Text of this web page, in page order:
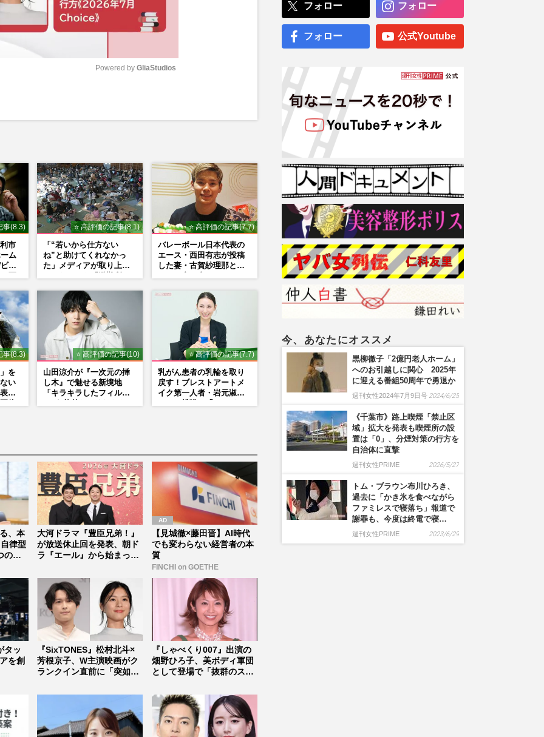
u
Powered by GliaStudios
事(8.3)
市
ム
ュ
⭐ 高評価の記事(8.1)
「“若いから仕方ない
ね”と助けてくれなかっ
た」メディアが取り上げ
⭐ 高評価の記事(7.7)
バレーボール日本代表の
エース・西田有志が投稿
した妻・古賀紗理那と
「空気読んで」ネット上
で批判殺到の理由
事(8.3)
を
い
示
⭐ 高評価の記事(10)
山田涼介が『一次元の挿
し木』で魅せる新境地
「キラキラしたフィルタ
⭐ 高評価の記事(7.7)
乳がん患者の乳輪を取り
戻す！ブレストアートメ
イク第一人者・岩元淑子
、本
律型
の要
大河ドラマ『豊臣兄弟！』
が放送休止回を発表、朝ド
ラ『エール』から始まった
【見城徹×藤田晋】AI時代
でも変わらない経営者の本
質
FINCHI on GOETHE
タッ
を創
『SixTONES』松村北斗×
芳根京子、W主演映画がク
ランクイン直前に「突如中
『しゃべくり007』出演の
畑野ひろ子、美ボディ軍団
として登場で「抜群のスタ
フォロー フォロー
フォロー 公式Youtube
今、あなたにオススメ
黒柳徹子「2億円老人ホーム」
へのお引越しに関心 2025年
に迎える番組50周年で勇退か
週刊女性2024年7月9日号 2024/6/25
《千葉市》路上喫煙「禁止区
域」拡大を発表も喫煙所の設
置は「0」、分煙対策の行方を
自治体に直撃
週刊女性PRIME 2026/5/27
トム・ブラウン布川ひろき、
過去に「かき氷を食べながら
ファミレスで寝落ち」報道で
謝罪も、今度は終電で寝…
週刊女性PRIME 2023/6/29